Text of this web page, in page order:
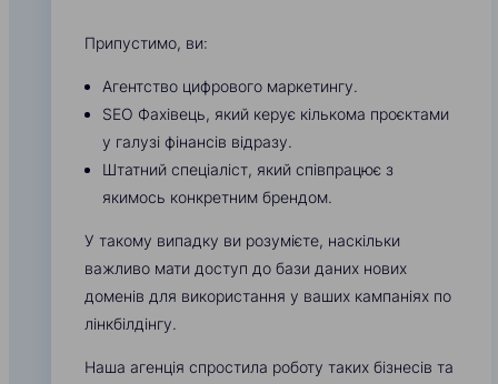
Припустимо, ви:
Агентство цифрового маркетингу.
SEO Фахівець, який керує кількома проєктами
у галузі фінансів відразу.
Штатний спеціаліст, який співпрацює з
якимось конкретним брендом.
У такому випадку ви розумієте, наскільки
важливо мати доступ до бази даних нових
доменів для використання у ваших кампаніях по
лінкбілдінгу.
Наша агенція спростила роботу таких бізнесів та